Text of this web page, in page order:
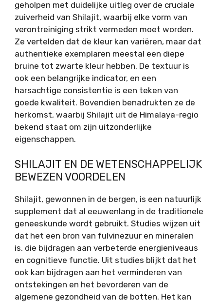
geholpen met duidelijke uitleg over de cruciale
zuiverheid van Shilajit, waarbij elke vorm van
verontreiniging strikt vermeden moet worden.
Ze vertelden dat de kleur kan variëren, maar dat
authentieke exemplaren meestal een diepe
bruine tot zwarte kleur hebben. De textuur is
ook een belangrijke indicator, en een
harsachtige consistentie is een teken van
goede kwaliteit. Bovendien benadrukten ze de
herkomst, waarbij Shilajit uit de Himalaya-regio
bekend staat om zijn uitzonderlijke
eigenschappen.
SHILAJIT EN DE WETENSCHAPPELIJK
BEWEZEN VOORDELEN
Shilajit, gewonnen in de bergen, is een natuurlijk
supplement dat al eeuwenlang in de traditionele
geneeskunde wordt gebruikt. Studies wijzen uit
dat het een bron van fulvinezuur en mineralen
is, die bijdragen aan verbeterde energieniveaus
en cognitieve functie. Uit studies blijkt dat het
ook kan bijdragen aan het verminderen van
ontstekingen en het bevorderen van de
algemene gezondheid van de botten. Het kan